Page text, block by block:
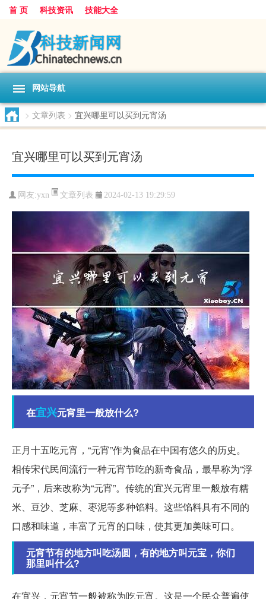
首 页 科技资讯 技能大全
网站导航
> 文章列表 > 宜兴哪里可以买到元宵汤
宜兴哪里可以买到元宵汤
网友:yxn 文章列表 2024-02-13 19:29:59
在宜兴元宵里一般放什么?
正月十五吃元宵，“元宵”作为食品在中国有悠久的历史。
相传宋代民间流行一种元宵节吃的新奇食品，最早称为“浮
元子”，后来改称为“元宵”。传统的宜兴元宵里一般放有糯
米、豆沙、芝麻、枣泥等多种馅料。这些馅料具有不同的
口感和味道，丰富了元宵的口味，使其更加美味可口。
元宵节有的地方叫吃汤圆，有的地方叫元宝，你们
那里叫什么?
在宜兴，元宵节一般被称为吃元宵。这是一个民众普遍使